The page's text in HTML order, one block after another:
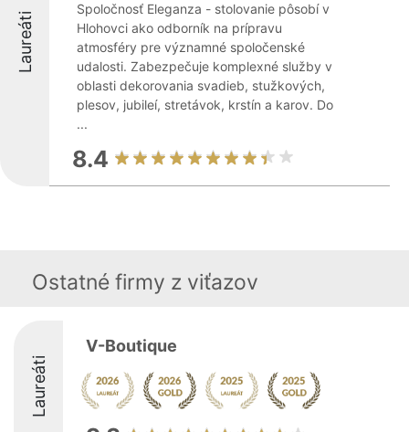
Laureáti
Spoločnosť Eleganza - stolovanie pôsobí v
Hlohovci ako odborník na prípravu
atmosféry pre významné spoločenské
udalosti. Zabezpečuje komplexné služby v
oblasti dekorovania svadieb, stužkových,
plesov, jubileí, stretávok, krstín a karov. Do
...
8.4
Ostatné firmy z viťazov
Laureáti
V-Boutique